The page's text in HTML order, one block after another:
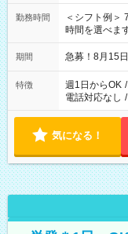
勤務時間
＜シフト例＞ 7:00～
時間を選べま
期間 急募！8月15
特徴 週1日からOK /
電話対応なし /
気になる！